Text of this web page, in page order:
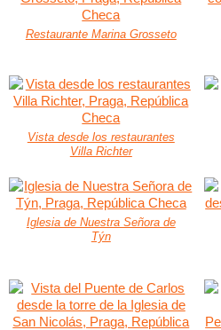
Restaurante Marina Grosseto
Vista desde los restaurantes
Villa Richter
Iglesia de Nuestra Señora de
Týn